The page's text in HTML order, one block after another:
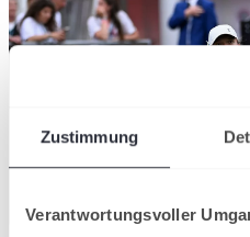
Zustimmung
Verantwortungsvoller